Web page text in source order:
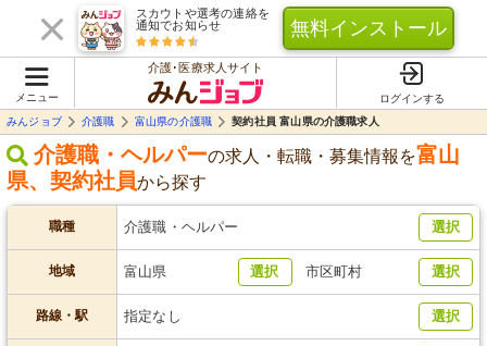
スカウトや選考の連絡を
通知でお知らせ
無料インストール
メニュー
介護･医療求人サイト
ログインする
みんジョブ
介護職 富山県の介護職 契約社員 富山県の介護職求人
介護職・ヘルパーの求人・転職・募集情報を富山
県、 契約社員から探す
職種 介護職・ヘルパー 選択
地域 富山県 選択 市区町村 選択
路線・駅 指定なし 選択